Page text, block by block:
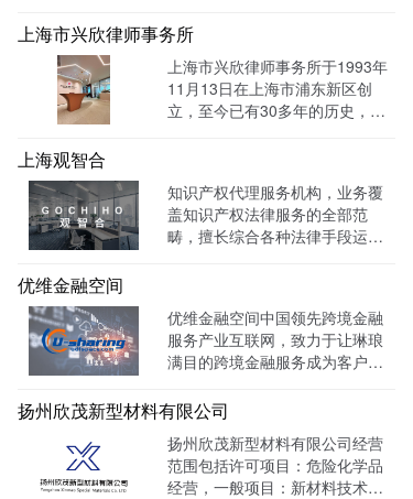
上海市兴欣律师事务所
上海市兴欣律师事务所于1993年
11月13日在上海市浦东新区创
立，至今已有30多年的历史，致
上海观智合
知识产权代理服务机构，业务覆
盖知识产权法律服务的全部范
畴，擅长综合各种法律手段运作
借高效的信息收集网络，和多样
化的保护手段，致力于服务专
利、商标、版权、保护及诉讼等
优维金融空间
优维金融空间中国领先跨境金融
服务产业互联网，致力于让琳琅
满目的跨境金融服务成为客户触
量达 139128W+
扬州欣茂新型材料有限公司
扬州欣茂新型材料有限公司经营
范围包括许可项目：危险化学品
经营，一般项目：新材料技术研